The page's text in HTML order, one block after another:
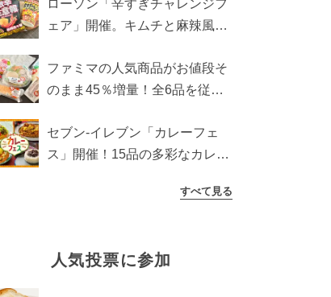
まで果肉ごろごろ！
ローソン「辛すぎチャレンジフ
ェア」開催。キムチと麻辣風の
ファミマの人気商品がお値段そ
のまま45％増量！全6品を従来
セブン‐イレブン「カレーフェ
ス」開催！15品の多彩なカレー
すべて見る
人気投票に参加